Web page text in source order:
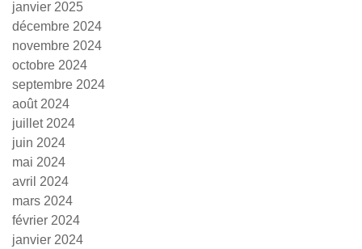
janvier 2025
décembre 2024
novembre 2024
octobre 2024
septembre 2024
août 2024
juillet 2024
juin 2024
mai 2024
avril 2024
mars 2024
février 2024
janvier 2024